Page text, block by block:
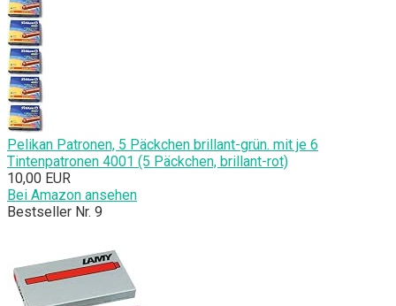
Pelikan Patronen, 5 Päckchen brillant-grün. mit je 6
Tintenpatronen 4001 (5 Päckchen, brillant-rot)
10,00 EUR
Bei Amazon ansehen
Bestseller Nr. 9